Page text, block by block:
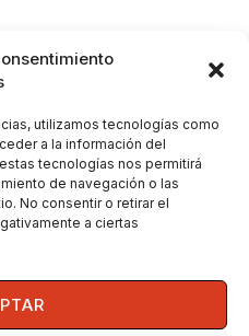
utilizamos tecnologías como
a la información del
tecnologías nos permitirá
de navegación o las
No consentir o retirar el
a ciertas
dirección y nueva etapa,
y complementos.
historia